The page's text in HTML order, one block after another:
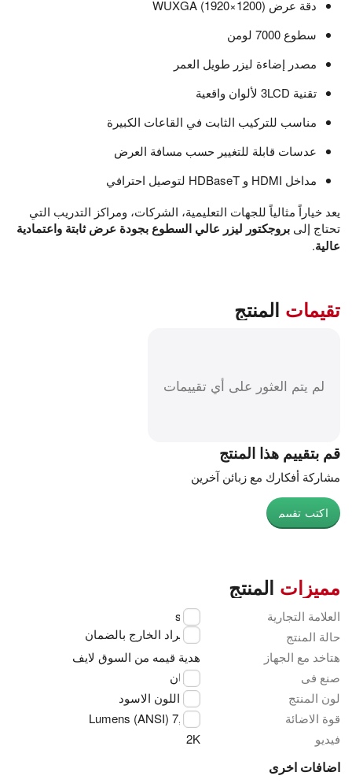
دقة عرض WUXGA (1920×1200)
سطوع 7000 لومن
مصدر إضاءة ليزر طويل العمر
تقنية 3LCD لألوان واقعية
مناسب للتركيب الثابت في القاعات الكبيرة
عدسات قابلة للتغيير حسب مسافة العرض
مداخل HDMI و HDBaseT لتوصيل احترافي
يعد خياراً مثالياً للجهات التعليمية، الشركات، ومراكز التدريب التي
تحتاج إلى بروجكتور ليزر عالي السطوع بجودة عرض ثابتة واعتمادية
عالية.
تقيمات المنتج
لم يتم العثور على أي تقييمات
قم بتقييم هذا المنتج
مشاركة أفكارك مع زبائن آخرين
اكتب تقييم
مميزات المنتج
العلامة التجارية
sony
حالة المنتج
استيراد الخارج بالضمان
هتاخد مع الجهاز
هدية قيمه من السوق لايف
صنع فى
اليابان
لون المنتج
اللون الاسود
قوة الاضائة
7,000 Lumens (ANSI)
فيديو
2K
اضافات اخرى